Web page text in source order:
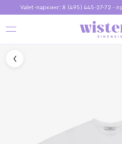
Valet-паркинг: 8 (495) 445-27-72 -
Бесплатная доставка при
Установите приложение, чтобы